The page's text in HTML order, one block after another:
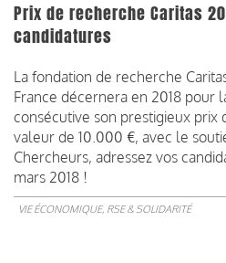
Prix de recherche Caritas
candidatures
La fondation de recherche
France décernera en 2018 pour
consécutive son prestigieux prix
valeur de 10.000 €, avec le
Chercheurs, adressez vos
mars 2018 !
VIE ÉCONOMIQUE, RSE & SOLIDARITÉ